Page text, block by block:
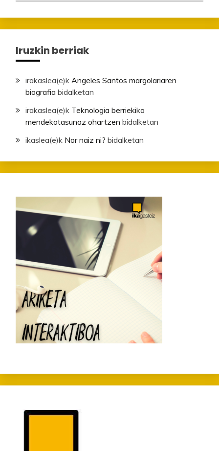
Iruzkin berriak
irakaslea(e)k Angeles Santos margolariaren
biografia bidalketan
irakaslea(e)k Teknologia berriekiko
mendekotasunaz ohartzen bidalketan
ikaslea(e)k Nor naiz ni? bidalketan